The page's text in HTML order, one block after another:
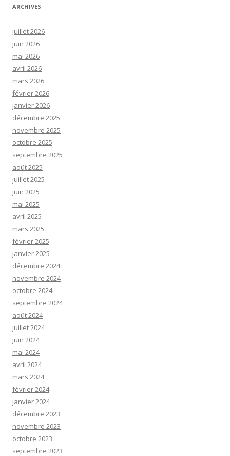
ARCHIVES
juillet 2026
juin 2026
mai 2026
avril 2026
mars 2026
février 2026
janvier 2026
décembre 2025
novembre 2025
octobre 2025
septembre 2025
août 2025
juillet 2025
juin 2025
mai 2025
avril 2025
mars 2025
février 2025
janvier 2025
décembre 2024
novembre 2024
octobre 2024
septembre 2024
août 2024
juillet 2024
juin 2024
mai 2024
avril 2024
mars 2024
février 2024
janvier 2024
décembre 2023
novembre 2023
octobre 2023
septembre 2023